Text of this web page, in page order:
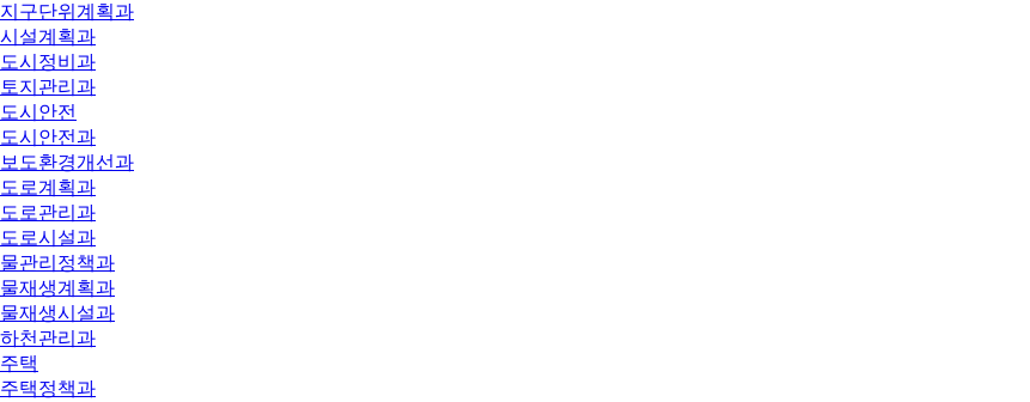
지구단위계획과
시설계획과
도시정비과
토지관리과
도시안전
도시안전과
보도환경개선과
도로계획과
도로관리과
도로시설과
물관리정책과
물재생계획과
물재생시설과
하천관리과
주택
주택정책과